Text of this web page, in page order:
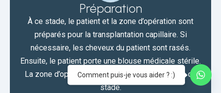
Préparation
À ce stade, le patient et la zone d’opération sont
préparés pour la transplantation capillaire. Si
nécessaire, les cheveux du patient sont rasés.
Ensuite, le patient porte une blouse médicale stérile.
La zone d’opération est stérilisée et sédatée à ce
stade.
Comment puis-je vous aider ? :)